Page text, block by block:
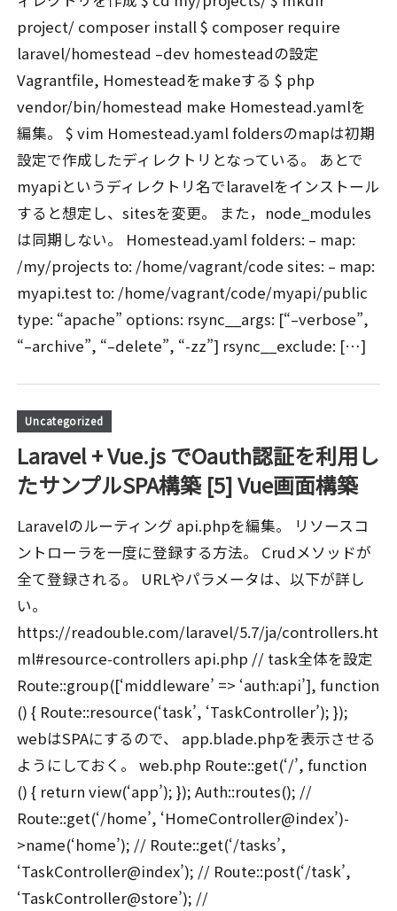
project/ composer install $ composer require
laravel/homestead –dev homesteadの設定
Vagrantfile, Homesteadをmakeする $ php
vendor/bin/homestead make Homestead.yamlを
編集。 $ vim Homestead.yaml foldersのmapは初期
設定で作成したディレクトリとなっている。 あとで
myapiというディレクトリ名でlaravelをインストール
すると想定し、sitesを変更。 また，node_modules
は同期しない。 Homestead.yaml folders: – map:
/my/projects to: /home/vagrant/code sites: – map:
myapi.test to: /home/vagrant/code/myapi/public
type: “apache” options: rsync__args: [“–verbose”,
“–archive”, “–delete”, “-zz”] rsync__exclude: […]
Uncategorized
Laravel + Vue.js でOauth認証を利用し
たサンプルSPA構築 [5] Vue画面構築
Laravelのルーティング api.phpを編集。 リソースコ
ントローラを一度に登録する方法。 Crudメソッドが
全て登録される。 URLやパラメータは、以下が詳し
い。
https://readouble.com/laravel/5.7/ja/controllers.ht
ml#resource-controllers api.php // task全体を設定
Route::group([‘middleware’ => ‘auth:api’], function
() { Route::resource(‘task’, ‘TaskController’); });
webはSPAにするので、 app.blade.phpを表示させる
ようにしておく。 web.php Route::get(‘/’, function
() { return view(‘app’); }); Auth::routes(); //
Route::get(‘/home’, ‘HomeController@index’)-
>name(‘home’); // Route::get(‘/tasks’,
‘TaskController@index’); // Route::post(‘/task’,
‘TaskController@store’); //